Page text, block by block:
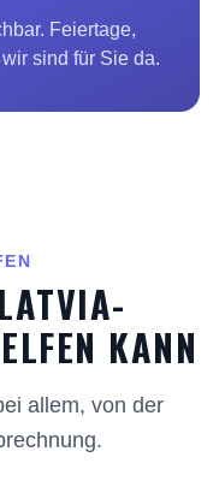
Feiertage,
sind für Sie da.
KANN
allem, von der